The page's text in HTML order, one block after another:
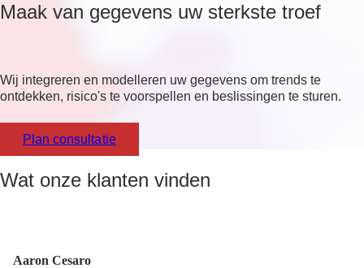
Maak van gegevens uw sterkste troef
Wij integreren en modelleren uw gegevens om trends te
ontdekken, risico's te voorspellen en beslissingen te sturen.
Plan consultatie
Wat onze klanten vinden
Aaron Cesaro